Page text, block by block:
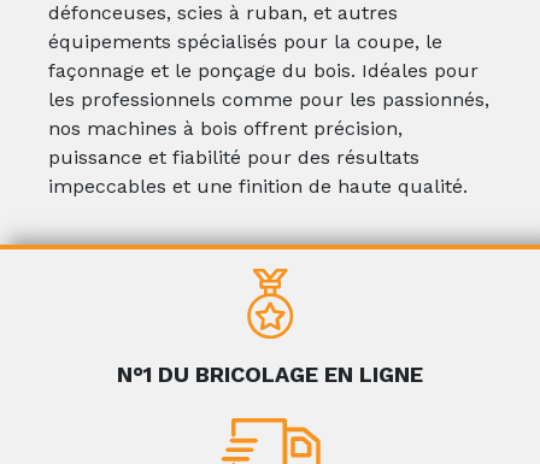
défonceuses, scies à ruban, et autres
équipements spécialisés pour la coupe, le
façonnage et le ponçage du bois. Idéales pour
les professionnels comme pour les passionnés,
nos machines à bois offrent précision,
puissance et fiabilité pour des résultats
impeccables et une finition de haute qualité.
N°1 DU BRICOLAGE EN LIGNE